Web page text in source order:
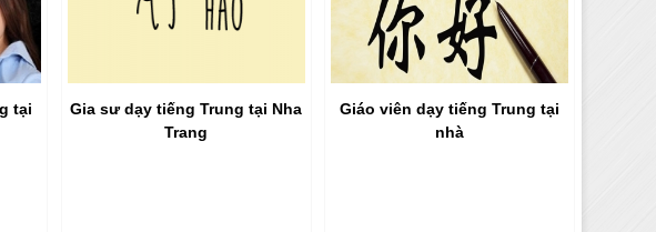
tại
Gia sư dạy tiếng Trung tại Nha
Trang
Giáo viên dạy tiếng Trung tại
nhà